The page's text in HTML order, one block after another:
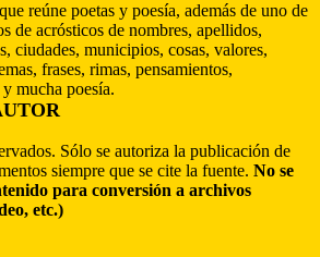
reúne poetas y poesía, además de uno de
de acrósticos de nombres, apellidos,
ciudades, municipios, cosas, valores,
frases, rimas, pensamientos,
mucha poesía.
Sólo se autoriza la publicación de
siempre que se cite la fuente. No se
para conversión a archivos
etc.)